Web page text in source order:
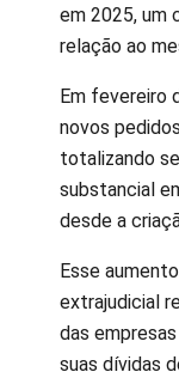
em 2025, um
relação ao
Em fevereiro
novos
totalizando
substancial
desde a
Esse
extrajudicial
das
suas dívidas